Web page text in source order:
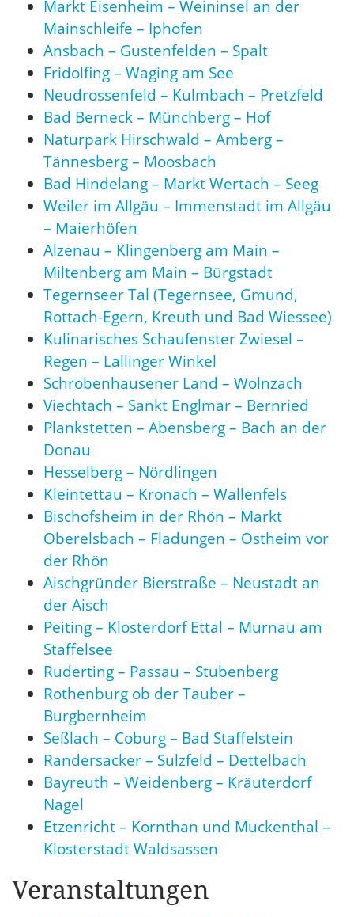
Markt Eisenheim – Weininsel an der
Mainschleife – Iphofen
Ansbach – Gustenfelden – Spalt
Fridolfing – Waging am See
Neudrossenfeld – Kulmbach – Pretzfeld
Bad Berneck – Münchberg – Hof
Naturpark Hirschwald – Amberg –
Tännesberg – Moosbach
Bad Hindelang – Markt Wertach – Seeg
Weiler im Allgäu – Immenstadt im Allgäu
– Maierhöfen
Alzenau – Klingenberg am Main –
Miltenberg am Main – Bürgstadt
Tegernseer Tal (Tegernsee, Gmund,
Rottach-Egern, Kreuth und Bad Wiessee)
Kulinarisches Schaufenster Zwiesel –
Regen – Lallinger Winkel
Schrobenhausener Land – Wolnzach
Viechtach – Sankt Englmar – Bernried
Plankstetten – Abensberg – Bach an der
Donau
Hesselberg – Nördlingen
Kleintettau – Kronach – Wallenfels
Bischofsheim in der Rhön – Markt
Oberelsbach – Fladungen – Ostheim vor
der Rhön
Aischgründer Bierstraße – Neustadt an
der Aisch
Peiting – Klosterdorf Ettal – Murnau am
Staffelsee
Ruderting – Passau – Stubenberg
Rothenburg ob der Tauber –
Burgbernheim
Seßlach – Coburg – Bad Staffelstein
Randersacker – Sulzfeld – Dettelbach
Bayreuth – Weidenberg – Kräuterdorf
Nagel
Etzenricht – Kornthan und Muckenthal –
Klosterstadt Waldsassen
Veranstaltungen